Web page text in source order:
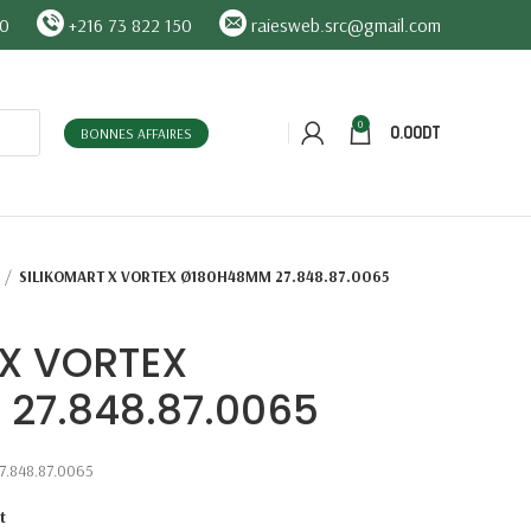
+216 73 822 150 raiesweb.src@gmail.com
BONNES AFFAIRES
0 0.00DT
SILIKOMART X VORTEX Ø180H48MM 27.848.87.0065
VORTEX